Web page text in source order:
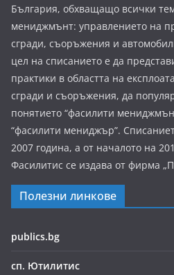
България, обхващащо всички
мениджмънт: управлението на
сгради, съоръжения и
цел на списанието е да
практики в областта на
сгради и съоръжения, да
понятието “фасилити
“фасилити мениджър”.
2007 година, а от началото на
Фасилитис се издава от фирма
Полезни линкове
publics.bg
сп. Ютилитис